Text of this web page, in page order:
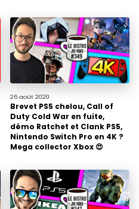
26 août 2020
Brevet PS5 chelou, Call of
Duty Cold War en fuite,
démo Ratchet et Clank PS5,
Nintendo Switch Pro en 4K ?
Mega collector Xbox 😍